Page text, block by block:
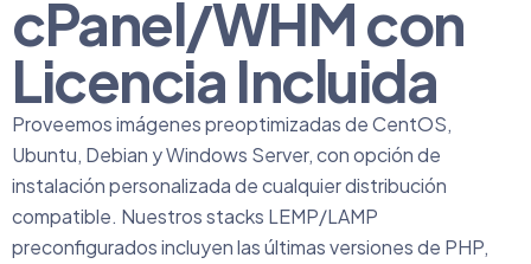
cPanel/WHM con
Licencia Incluida
Proveemos imágenes preoptimizadas de CentOS,
Ubuntu, Debian y Windows Server, con opción de
instalación personalizada de cualquier distribución
compatible. Nuestros stacks LEMP/LAMP
preconfigurados incluyen las últimas versiones de PHP,